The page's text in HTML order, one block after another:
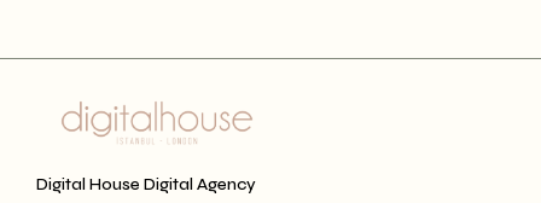
Digital House Digital Agency